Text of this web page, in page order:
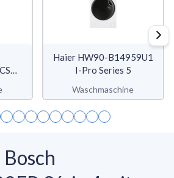
Haier HW90-B14959U1
I-Pro Series 5
Waschmaschine